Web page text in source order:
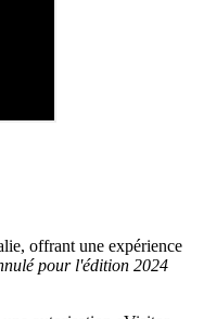
offrant une expérience
pour l'édition 2024